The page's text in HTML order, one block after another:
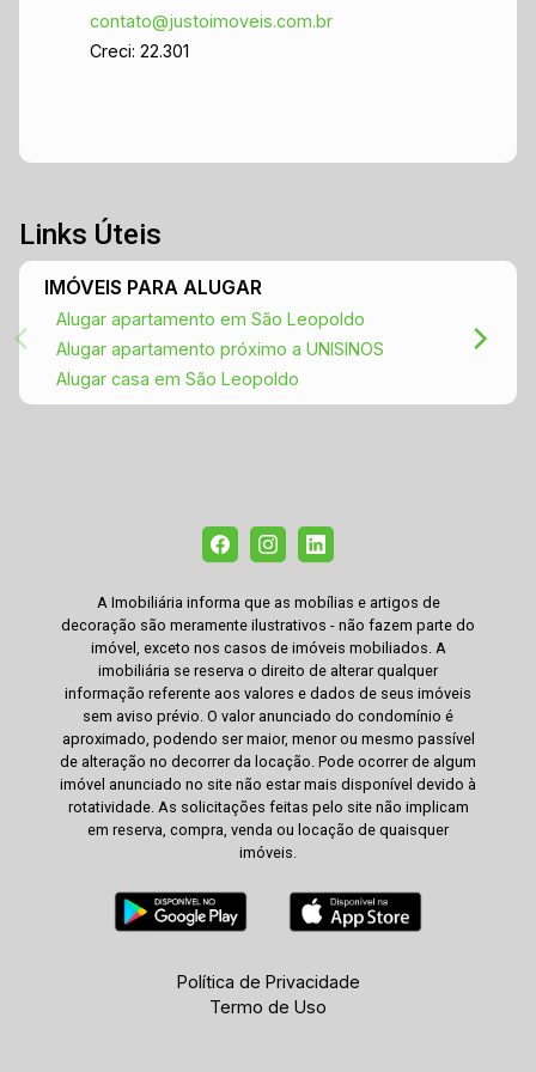
contato@justoimoveis.com.br
Creci: 22.301
Links Úteis
IMÓVEIS PARA ALUGAR
Alugar apartamento em São Leopoldo
Alugar apartamento próximo a UNISINOS
Alugar casa em São Leopoldo
A Imobiliária informa que as mobílias e artigos de
decoração são meramente ilustrativos - não fazem parte do
imóvel, exceto nos casos de imóveis mobiliados. A
imobiliária se reserva o direito de alterar qualquer
informação referente aos valores e dados de seus imóveis
sem aviso prévio. O valor anunciado do condomínio é
aproximado, podendo ser maior, menor ou mesmo passível
de alteração no decorrer da locação. Pode ocorrer de algum
imóvel anunciado no site não estar mais disponível devido à
rotatividade. As solicitações feitas pelo site não implicam
em reserva, compra, venda ou locação de quaisquer
imóveis.
Política de Privacidade
Termo de Uso